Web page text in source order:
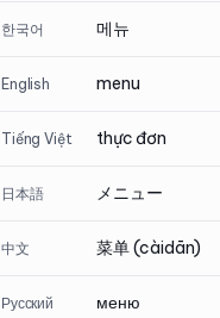
한국어 메뉴
English menu
Tiếng Việt thực đơn
日本語 メニュー
中文 菜单 (càidān)
Русский меню